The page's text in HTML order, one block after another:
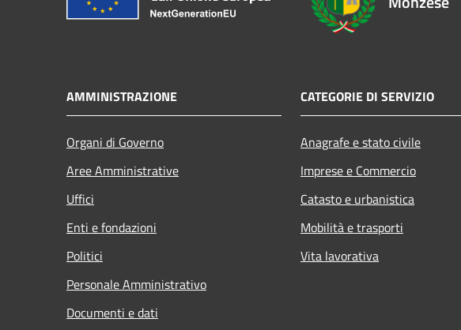
AMMINISTRAZIONE
Organi di Governo
Aree Amministrative
Uffici
Enti e fondazioni
Politici
Personale Amministrativo
Documenti e dati
CATEGORIE DI SERVIZIO
Anagrafe e stato civile
Imprese e Commercio
Catasto e urbanistica
Mobilità e trasporti
Vita lavorativa